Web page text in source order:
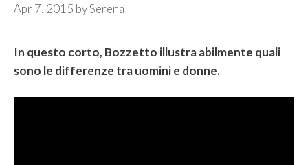
Apr 7, 2015 bySerena
In questo corto, Bozzetto illustra abilmente quali
sono le differenze tra uomini e donne.